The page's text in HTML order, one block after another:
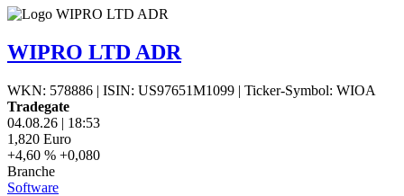
WIPRO LTD ADR
WKN: 578886 | ISIN: US97651M1099 | Ticker-Symbol: WIOA
Tradegate
04.08.26 | 18:53
1,820 Euro
+4,60 % +0,080
Branche
Software